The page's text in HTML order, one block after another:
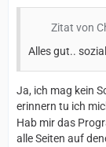
Zitat von
Alles gut..
Ja, ich mag kein
erinnern tu ich
Hab mir das
alle Seiten auf